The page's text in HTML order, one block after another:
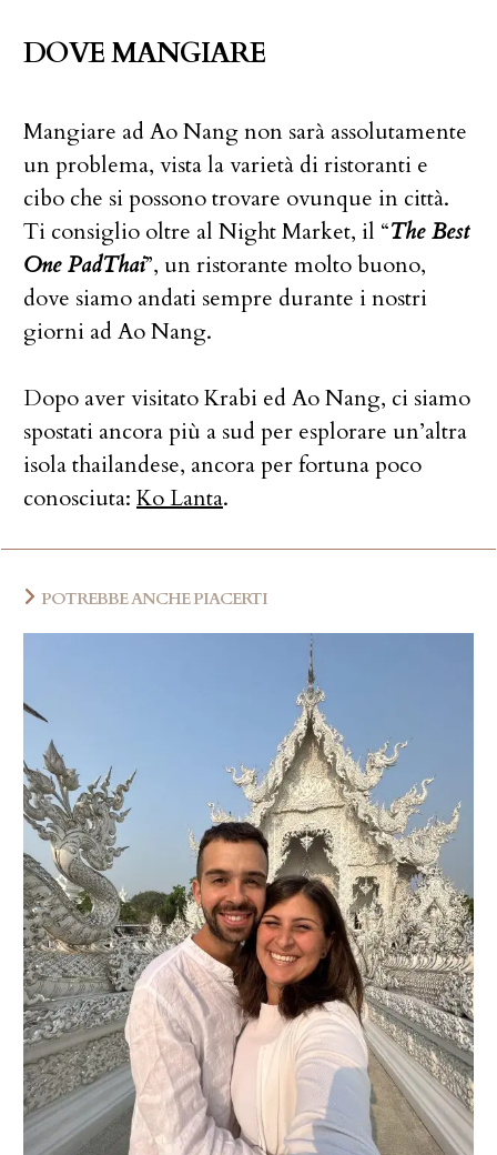
DOVE MANGIARE
Mangiare ad Ao Nang non sarà assolutamente
un problema, vista la varietà di ristoranti e
cibo che si possono trovare ovunque in città.
Ti consiglio oltre al Night Market, il “The Best
One PadThai”, un ristorante molto buono,
dove siamo andati sempre durante i nostri
giorni ad Ao Nang.
Dopo aver visitato Krabi ed Ao Nang, ci siamo
spostati ancora più a sud per esplorare un’altra
isola thailandese, ancora per fortuna poco
conosciuta: Ko Lanta.
POTREBBE ANCHE PIACERTI